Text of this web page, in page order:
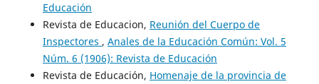
Educación
Revista de Educacion, Reunión del Cuerpo de
Inspectores , Anales de la Educación Común: Vol. 5
Núm. 6 (1906): Revista de Educación
Revista de Educación, Homenaje de la provincia de